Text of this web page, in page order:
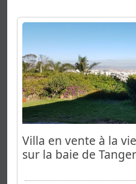
Villa en vente à la
sur la baie de Tanger